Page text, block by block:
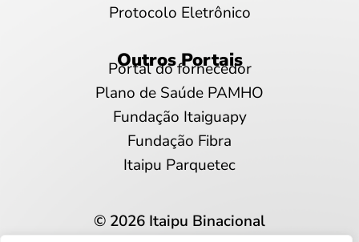
Protocolo Eletrônico
Outros Portais
Portal do fornecedor
Plano de Saúde PAMHO
Fundação Itaiguapy
Fundação Fibra
Itaipu Parquetec
© 2026 Itaipu Binacional